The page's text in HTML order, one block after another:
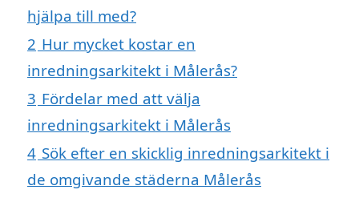
hjälpa till med?
2 Hur mycket kostar en
inredningsarkitekt i Målerås?
3 Fördelar med att välja
inredningsarkitekt i Målerås
4 Sök efter en skicklig inredningsarkitekt i
de omgivande städerna Målerås